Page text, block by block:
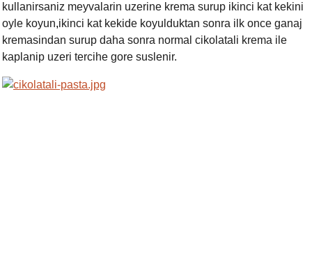
kullanirsaniz meyvalarin uzerine krema surup ikinci kat kekini
oyle koyun,ikinci kat kekide koyulduktan sonra ilk once ganaj
kremasindan surup daha sonra normal cikolatali krema ile
kaplanip uzeri tercihe gore suslenir.